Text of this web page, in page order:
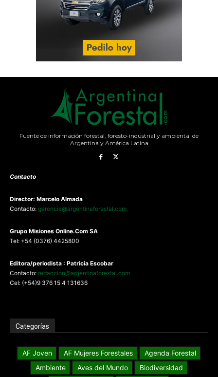
Fuente de información forestal, foresto-industrial y ambiental de
Argentina y América Latina
Contacto
Director: Marcelo Almada
Contacto: gerencia@argentinaforestal.com
Grupo Misiones Online.Com SA
Tel: +54 (0376) 4425800
Editora/periodista : Patricia Escobar
Contacto: redaccion@argentinaforestal.com
Cel: (+54)9 376 15 4 131636
Categorías
AF Joven AF Mujeres Forestales
Agenda Forestal
Ambiente
Aves del Mundo
Biodiversidad